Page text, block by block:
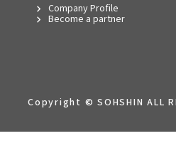
Company Profile
Become a partner
Copyright © SOHSHIN ALL